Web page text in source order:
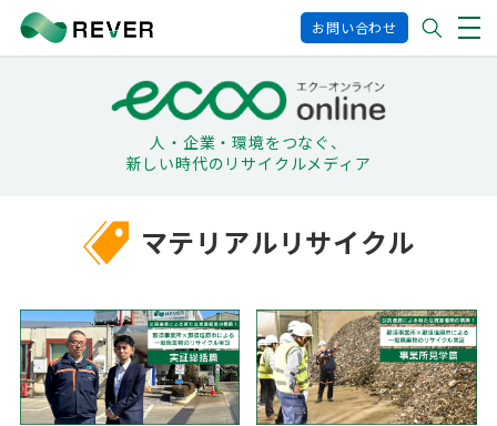
お問い合わせ
人・企業・環境をつなぐ、
新しい時代のリサイクルメディア
マテリアルリサイクル